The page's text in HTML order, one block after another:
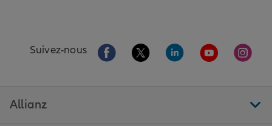
Suivez-nous Aller sur la page Facebook de Allianz
Aller sur la page Twitter de
Aller sur la page
Aller sur la
Aller
Allianz